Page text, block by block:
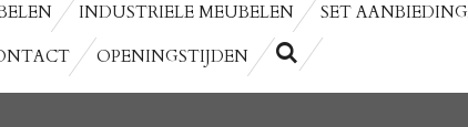
INDUSTRIELE MEUBELEN SET
OPENINGSTIJDEN